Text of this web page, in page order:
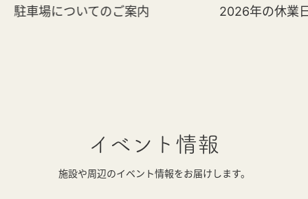
駐車場についてのご案内 2026年の休業
イベント情報
施設や周辺のイベント情報をお届けします。